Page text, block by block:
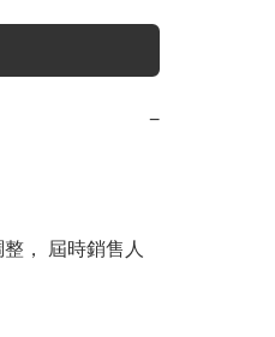
−
， 屆時銷售人